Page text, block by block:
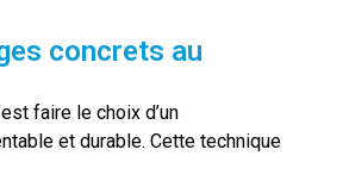
concrets au
faire le choix d’un
et durable. Cette technique